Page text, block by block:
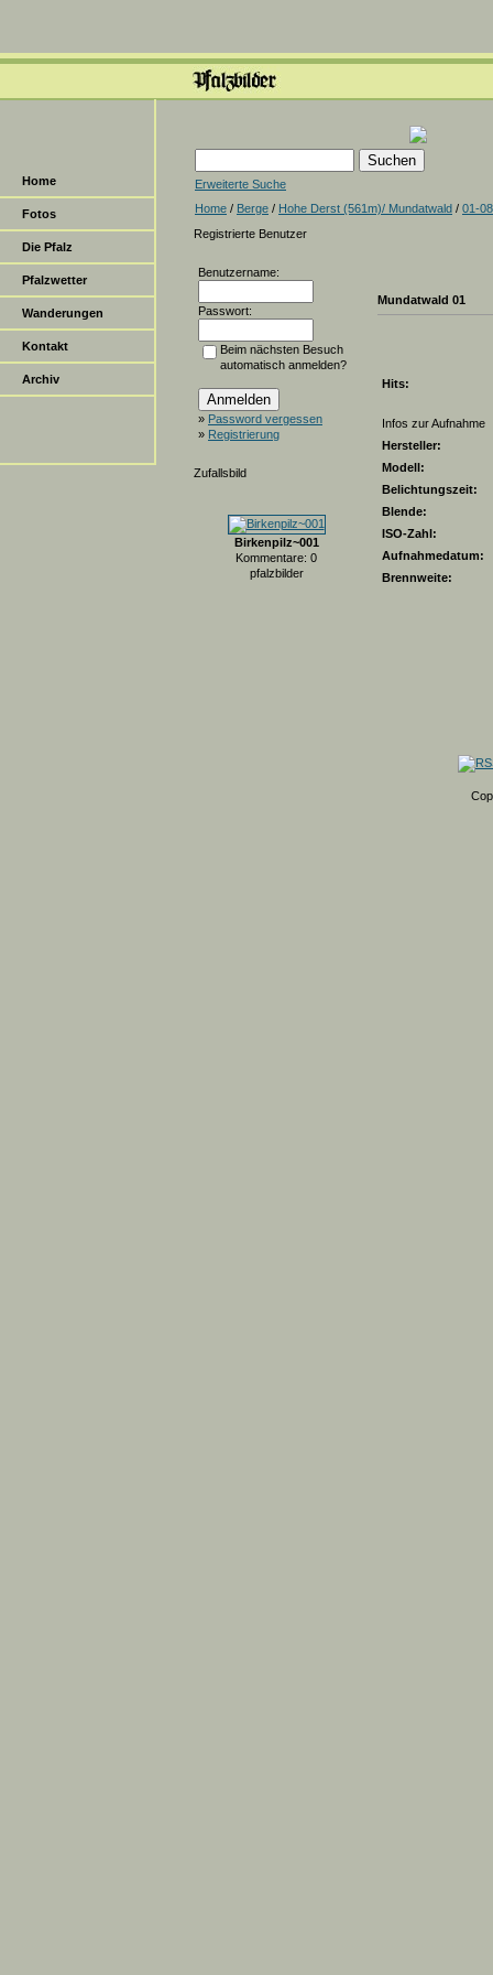
Home
Fotos
Die Pfalz
Pfalzwetter
Wanderungen
Kontakt
Archiv
Erweiterte Suche
Home / Berge / Hohe Derst (561m)/ Mundatwald / 01-
Registrierte Benutzer
Benutzername:
Passwort:
Beim nächsten Besuch
automatisch anmelden?
» Password vergessen
» Registrierung
Zufallsbild
Birkenpilz~001
Kommentare: 0
pfalzbilder
Mundatwald 01
Hits:
Infos zur Aufnahme
Hersteller:
Modell:
Belichtungszeit:
Blende:
ISO-Zahl:
Aufnahmedatum:
Brennweite: